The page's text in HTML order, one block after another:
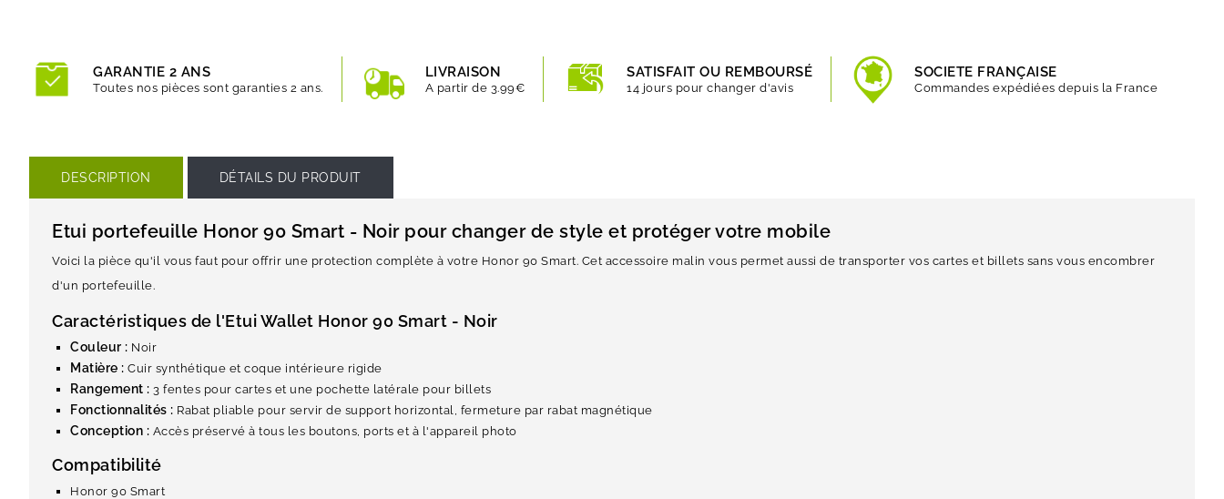
GARANTIE 2 ANS
Toutes nos pièces sont garanties 2 ans.
LIVRAISON
A partir de 3.99€
SATISFAIT OU REMBOURSÉ
14 jours pour changer d'avis
SOCIETE FRANÇAISE
Commandes expédiées depuis la France
DESCRIPTION DÉTAILS DU PRODUIT
Etui portefeuille Honor 90 Smart - Noir pour changer de style et protéger votre mobile
Voici la pièce qu'il vous faut pour offrir une protection complète à votre Honor 90 Smart. Cet accessoire malin vous permet aussi de transporter vos cartes et billets sans vous encombrer
d'un portefeuille.
Caractéristiques de l'Etui Wallet Honor 90 Smart - Noir
Couleur : Noir
Matière : Cuir synthétique et coque intérieure rigide
Rangement : 3 fentes pour cartes et une pochette latérale pour billets
Fonctionnalités : Rabat pliable pour servir de support horizontal, fermeture par rabat magnétique
Conception : Accès préservé à tous les boutons, ports et à l'appareil photo
Compatibilité
Honor 90 Smart